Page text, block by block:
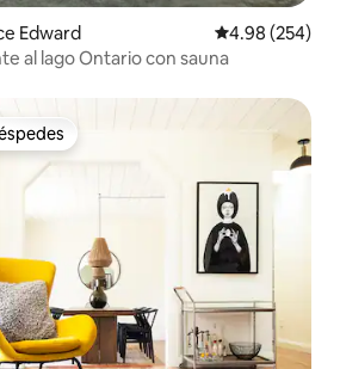
Edward Calificación
4.98 (254)
al lago Ontario con sauna
preferido